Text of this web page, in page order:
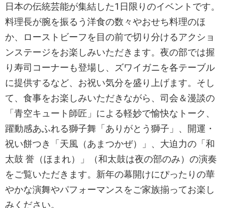
日本の伝統芸能が集結した1日限りのイベントです。
料理長が腕を振るう洋食の数々やおせち料理のほ
か、ローストビーフを目の前で切り分けるアクショ
ンステージをお楽しみいただきます。夜の部では握
り寿司コーナーも登場し、ズワイガニを各テーブル
に提供するなど、お祝い気分を盛り上げます。そし
て、食事をお楽しみいただきながら、司会＆漫談の
「青空キュート師匠」による軽妙で愉快なトーク、
躍動感あふれる獅子舞「ありがとう獅子」、開運・
祝い餅つき「天風（あまつかぜ）」、大迫力の「和
太鼓 誉（ほまれ）」（和太鼓は夜の部のみ）の演奏
をご覧いただきます。新年の幕開けにぴったりの華
やかな演舞やパフォーマンスをご家族揃ってお楽し
みください。